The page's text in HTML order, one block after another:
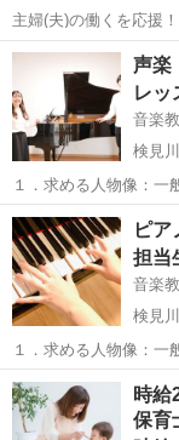
主婦(夫)の働くを応援！ [勤務日数]： 週5日~
06:45~15:45/08:30~17:30/11:15~20:15 [
市中央区矢作町823-
千葉 千葉市
声楽
レッ
音楽
検見
１．求める人物像：一
ている「生徒の『した
な自立を促す」などに共感してい
曜日の全日、もしくは
千葉 千葉市
ピア
担当
音楽
検見
１．求める人物像：一
ている「生徒の『した
な自立を促す」などに共感してい
の午前、木・金・日曜
千葉 千葉市 検
時給
保育